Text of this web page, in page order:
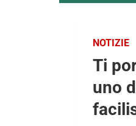
NOTIZIE
Ti
uno